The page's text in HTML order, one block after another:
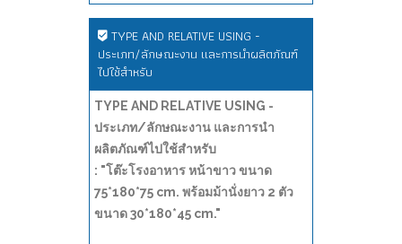
TYPE AND RELATIVE USING -
ประเภท/ลักษณะงาน และการนำผลิตภัณฑ์
ไปใช้สำหรับ
TYPE AND RELATIVE USING -
ประเภท/ลักษณะงาน และการนำ
ผลิตภัณฑ์ไปใช้สำหรับ
: "โต๊ะโรงอาหาร หน้าขาว ขนาด
75*180*75 cm. พร้อมม้านั่งยาว 2 ตัว
ขนาด 30*180*45 cm."